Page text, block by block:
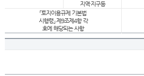
지역·지구등
「토지이용규제 기본법
시행령」 제9조제4항 각
호에 해당되는 사항